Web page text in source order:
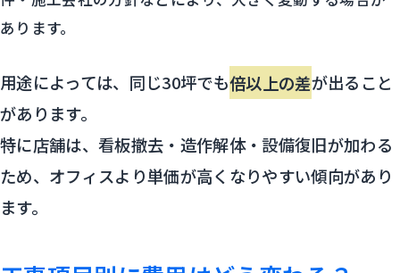
あります。
用途によっては、同じ30坪でも倍以上の差が出ること
があります。
特に店舗は、看板撤去・造作解体・設備復旧が加わる
ため、オフィスより単価が高くなりやすい傾向があり
ます。